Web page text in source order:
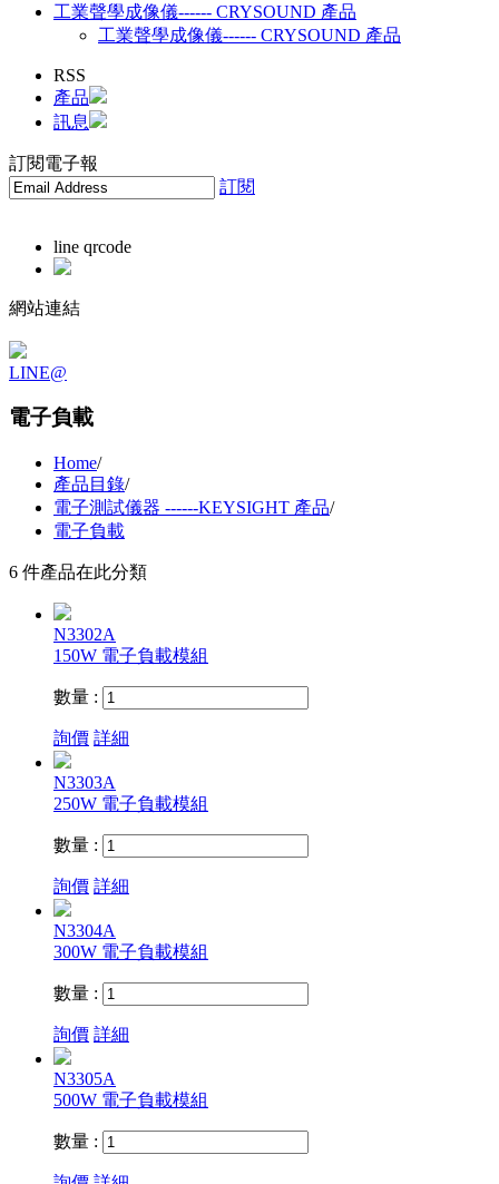
工業聲學成像儀------ CRYSOUND 產品
工業聲學成像儀------ CRYSOUND 產品
RSS
產品
訊息
訂閱電子報
訂閱
line qrcode
網站連結
LINE@
電子負載
Home/
產品目錄/
電子測試儀器 ------KEYSIGHT 產品/
電子負載
6 件產品在此分類
N3302A
150W 電子負載模組
數量 :
詢價 詳細
N3303A
250W 電子負載模組
數量 :
詢價 詳細
N3304A
300W 電子負載模組
數量 :
詢價 詳細
N3305A
500W 電子負載模組
數量 :